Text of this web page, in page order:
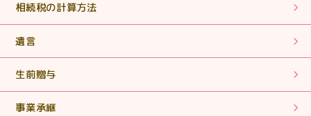
【相続税申告】丁寧な説明でわかりやすくとても助かり
ました。
2025.06.18
【相続税申告・手続き】まさに「救世主」！ヒーローそ
のものでした。
相続税の計算方法
遺言
生前贈与
事業承継